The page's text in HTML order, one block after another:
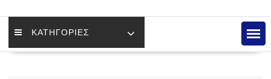
ΚΑΤΗΓΟΡΙΕΣ